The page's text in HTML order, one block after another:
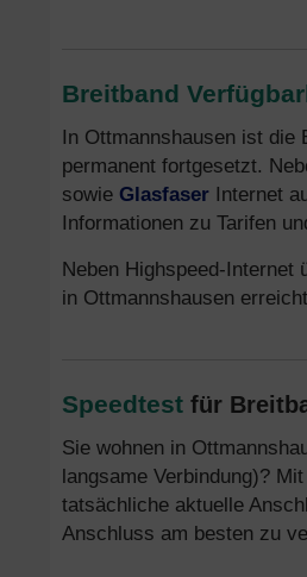
Breitband
In Ottmannshausen ist die
permanent fortgesetzt.
sowie Glasfaser Internet
Informationen zu Tarifen
Neben Highspeed-Internet
in Ottmannshausen
Speedtest für
Sie wohnen in
langsame Verbindung)?
tatsächliche aktuelle
Anschluss am besten zu